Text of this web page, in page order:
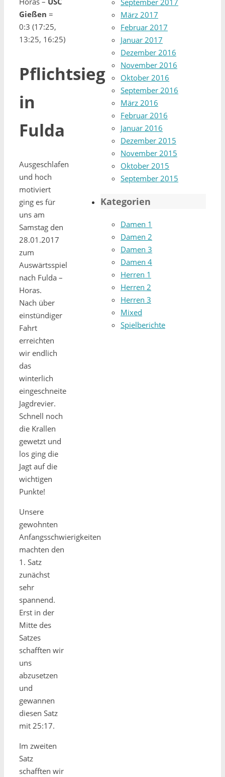
Gießen =
0:3 (17:25,
13:25, 16:25)
Pflichtsieg
in
Fulda
Ausgeschlafen
und hoch
motiviert
ging es für
uns am
Samstag den
28.01.2017
zum
Auswärtsspiel
nach Fulda –
Horas.
Nach über
einstündiger
Fahrt
erreichten
wir endlich
das
winterlich
eingeschneite
Jagdrevier.
Schnell noch
die Krallen
gewetzt und
los ging die
Jagt auf die
wichtigen
Punkte!
Unsere
gewohnten
Anfangsschwierigkeiten
machten den
1. Satz
zunächst
sehr
spannend.
Erst in der
Mitte des
Satzes
schafften wir
uns
abzusetzen
und
gewannen
diesen Satz
mit 25:17.
Im zweiten
Satz
schafften wir
September 2017
März 2017
Februar 2017
Januar 2017
Dezember 2016
November 2016
Oktober 2016
September 2016
März 2016
Februar 2016
Januar 2016
Dezember 2015
November 2015
Oktober 2015
September 2015
Kategorien
Damen 1
Damen 2
Damen 3
Damen 4
Herren 1
Herren 2
Herren 3
Mixed
Spielberichte